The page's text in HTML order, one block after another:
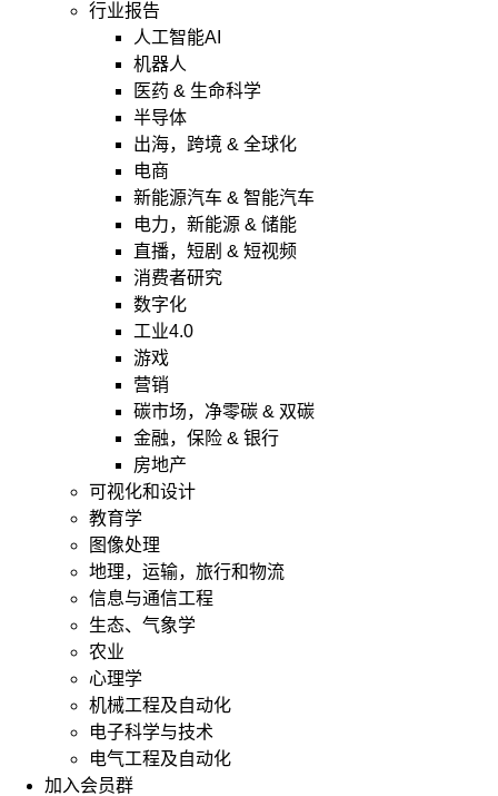
行业报告
人工智能AI
机器人
医药 & 生命科学
半导体
出海，跨境 & 全球化
电商
新能源汽车 & 智能汽车
电力，新能源 & 储能
直播，短剧 & 短视频
消费者研究
数字化
工业4.0
游戏
营销
碳市场，净零碳 & 双碳
金融，保险 & 银行
房地产
可视化和设计
教育学
图像处理
地理，运输，旅行和物流
信息与通信工程
生态、气象学
农业
心理学
机械工程及自动化
电子科学与技术
电气工程及自动化
加入会员群